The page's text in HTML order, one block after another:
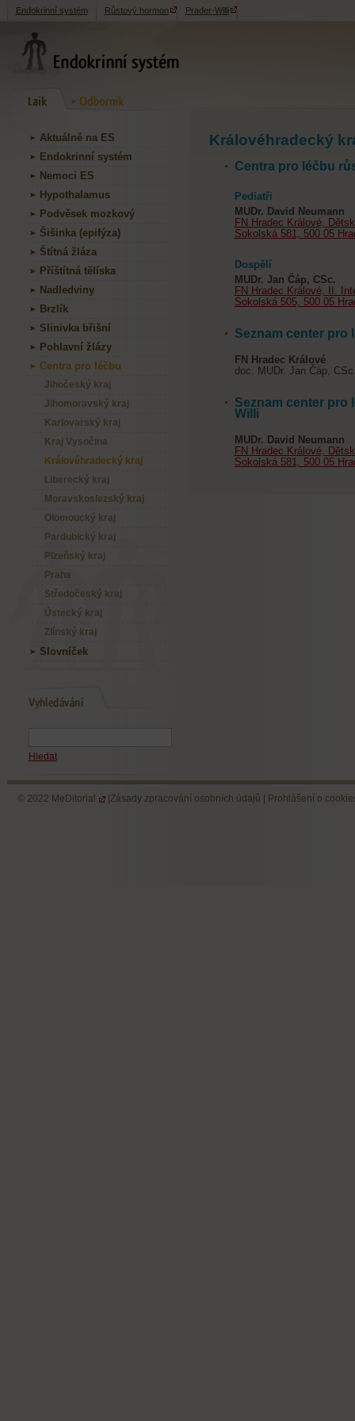
Endokrinní systém Růstový hormon Prader-Willi
Aktuálně na ES
Endokrinní systém
Nemoci ES
Hypothalamus
Podvěsek mozkový
Šišinka (epifýza)
Štítná žláza
Příštítná tělíska
Nadledviny
Brzlík
Slinivka břišní
Pohlavní žlázy
Centra pro léčbu
Jihočeský kraj
Jihomoravský kraj
Karlovarský kraj
Kraj Vysočina
Královéhradecký kraj
Liberecký kraj
Moravskoslezský kraj
Olomoucký kraj
Pardubický kraj
Plzeňský kraj
Praha
Středočeský kraj
Ústecký kraj
Zlínský kraj
Slovníček
Hledat
Královéhradecký
Centra pro léčbu
Pediatři
MUDr. David Neumann
FN Hradec Králové,
Sokolská 581, 500 05
Dospělí
MUDr. Jan Čáp, CSc.
FN Hradec Králové, II.
Sokolská 505, 500 05
Seznam center pro
FN Hradec Králové
doc. MUDr. Jan Čáp,
Seznam center pro
Willi
MUDr. David Neumann
FN Hradec Králové,
Sokolská 581, 500 05
© 2022 MeDitorial | Zásady zpracování osobních údajů Prohlášení o